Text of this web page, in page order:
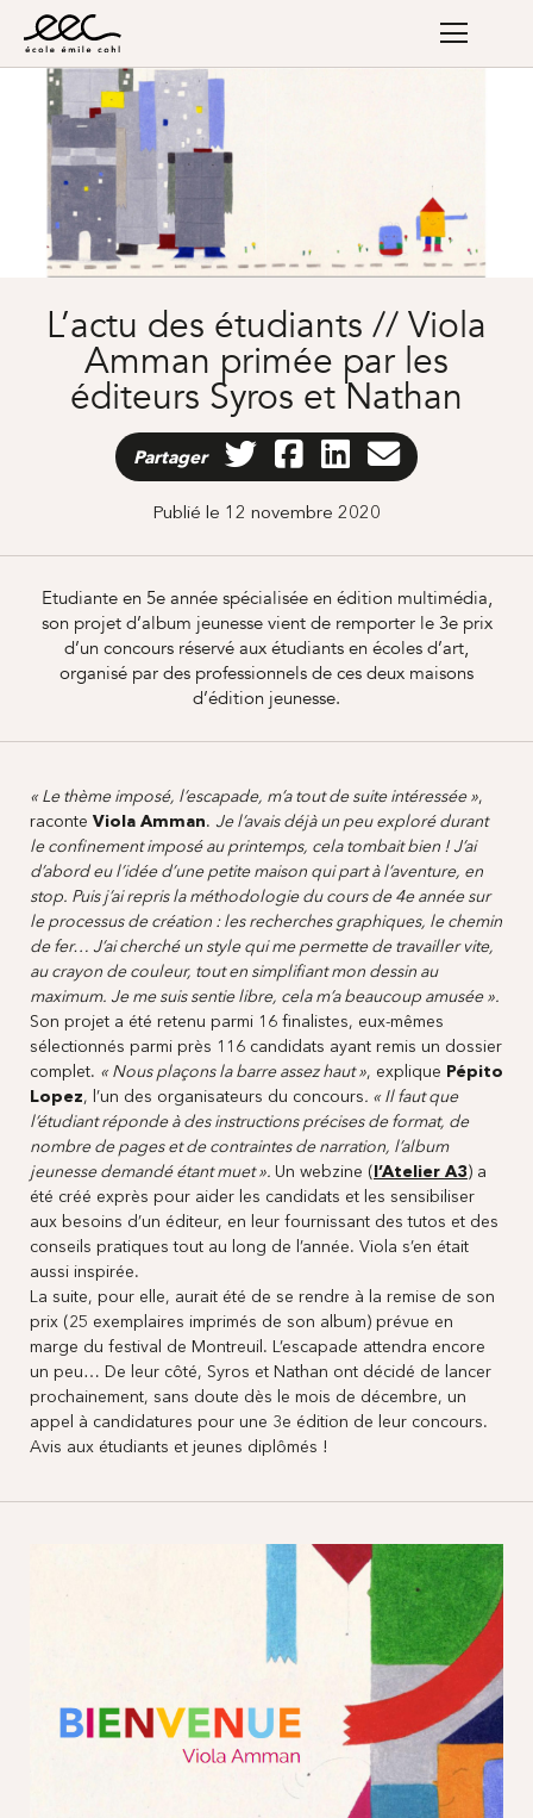
L’actu des étudiants // Viola
Amman primée par les
éditeurs Syros et Nathan
Partager
Publié le 12 novembre 2020
Etudiante en 5e année spécialisée en édition multimédia,
son projet d’album jeunesse vient de remporter le 3e prix
d’un concours réservé aux étudiants en écoles d’art,
organisé par des professionnels de ces deux maisons
d’édition jeunesse.
« Le thème imposé, l’escapade, m’a tout de suite intéressée »,
raconte Viola Amman. Je l’avais déjà un peu exploré durant
le confinement imposé au printemps, cela tombait bien ! J’ai
d’abord eu l’idée d’une petite maison qui part à l’aventure, en
stop. Puis j’ai repris la méthodologie du cours de 4e année sur
le processus de création : les recherches graphiques, le chemin
de fer… J’ai cherché un style qui me permette de travailler vite,
au crayon de couleur, tout en simplifiant mon dessin au
maximum. Je me suis sentie libre, cela m’a beaucoup amusée ».
Son projet a été retenu parmi 16 finalistes, eux-mêmes
sélectionnés parmi près 116 candidats ayant remis un dossier
complet. « Nous plaçons la barre assez haut », explique Pépito
Lopez, l’un des organisateurs du concours. « Il faut que
l’étudiant réponde à des instructions précises de format, de
nombre de pages et de contraintes de narration, l’album
jeunesse demandé étant muet ». Un webzine (l’Atelier A3) a
été créé exprès pour aider les candidats et les sensibiliser
aux besoins d’un éditeur, en leur fournissant des tutos et des
conseils pratiques tout au long de l’année. Viola s’en était
aussi inspirée.
La suite, pour elle, aurait été de se rendre à la remise de son
prix (25 exemplaires imprimés de son album) prévue en
marge du festival de Montreuil. L’escapade attendra encore
un peu… De leur côté, Syros et Nathan ont décidé de lancer
prochainement, sans doute dès le mois de décembre, un
appel à candidatures pour une 3e édition de leur concours.
Avis aux étudiants et jeunes diplômés !